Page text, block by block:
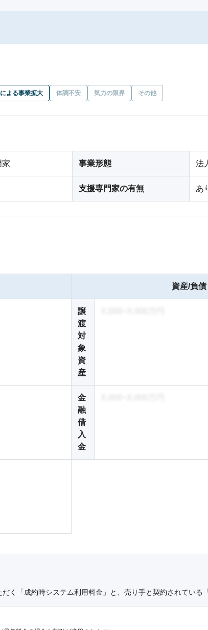
よる事業拡大 体調不安 気力の限界 その他
家 事業形態 法
支援専門家の有無 あ
資産/負債
譲
渡
対
象
資
産
金
融
借
入
金
く「成約時システム利用料金」と、売り手と契約されている